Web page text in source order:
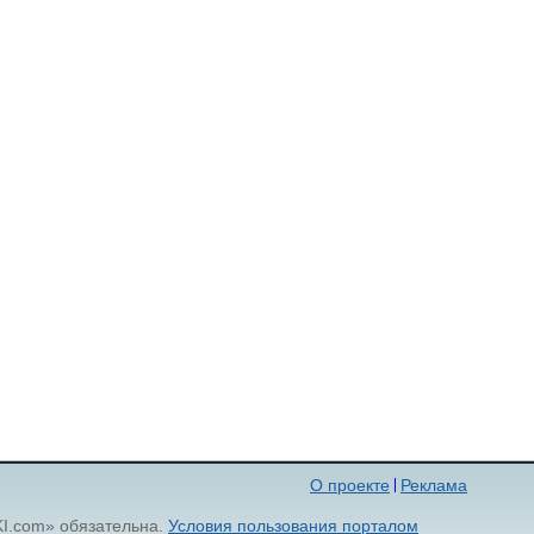
Реклама
О проекте
обязательна. Условия пользования порталом